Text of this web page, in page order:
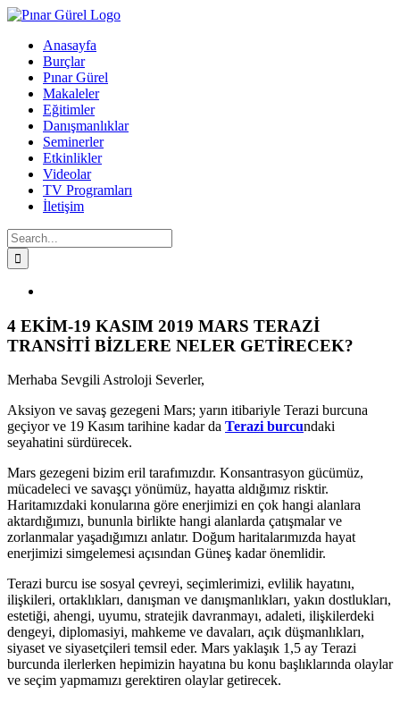
Skip
contentAnasayfa
Burçlar
Pınar Gürel
Makaleler
Eğitimler
Danışmanlıklar
Seminerler
Etkinlikler
Videolar
TV Programları
İletişim
Search
for:
Image
4 EKİM-19 KASIM 2019 MARS TERAZİ
TRANSİTİ BİZLERE NELER GETİRECEK?
Merhaba Sevgili Astroloji Severler,
Aksiyon ve savaş gezegeni Mars; yarın itibariyle Terazi burcuna
geçiyor ve 19 Kasım tarihine kadar da Terazi burcundaki
seyahatini sürdürecek.
Mars gezegeni bizim eril tarafımızdır. Konsantrasyon gücümüz,
mücadeleci ve savaşçı yönümüz, hayatta aldığımız risktir.
Haritamızdaki konularına göre enerjimizi en çok hangi alanlara
aktardığımızı, bununla birlikte hangi alanlarda çatışmalar ve
zorlanmalar yaşadığımızı anlatır. Doğum haritalarımızda hayat
enerjimizi simgelemesi açısından Güneş kadar önemlidir.
Terazi burcu ise sosyal çevreyi, seçimlerimizi, evlilik hayatını,
ilişkileri, ortaklıkları, danışman ve danışmanlıkları, yakın dostlukları,
estetiği, ahengi, uyumu, stratejik davranmayı, adaleti, ilişkilerdeki
dengeyi, diplomasiyi, mahkeme ve davaları, açık düşmanlıkları,
siyaset ve siyasetçileri temsil eder. Mars yaklaşık 1,5 ay Terazi
burcunda ilerlerken hepimizin hayatına bu konu başlıklarında olaylar
ve seçim yapmamızı gerektiren olaylar getirecek.